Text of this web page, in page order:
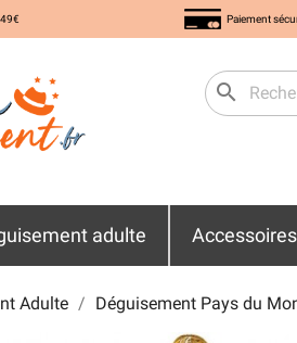
Paiement
search
adulte Accessoires
Adulte Déguisement Pays du